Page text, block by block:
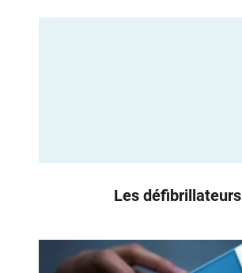
Les défibrillateurs